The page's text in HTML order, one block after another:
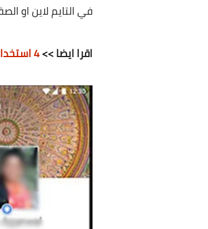
في التايم لاين او
اقرا ايضا >>4 استخدامات جديدة للفيسبوك يجدر بك معرفتها والاستفادة منها